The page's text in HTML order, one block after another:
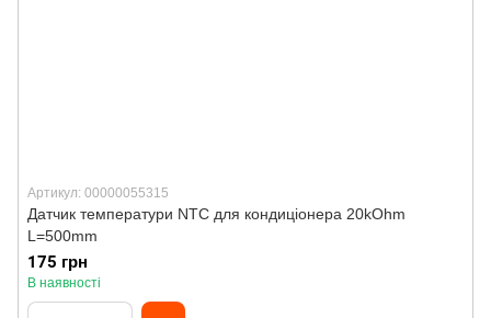
Артикул: 00000055315
Датчик температури NTC для кондиціонера 20kOhm
L=500mm
175 грн
В наявності